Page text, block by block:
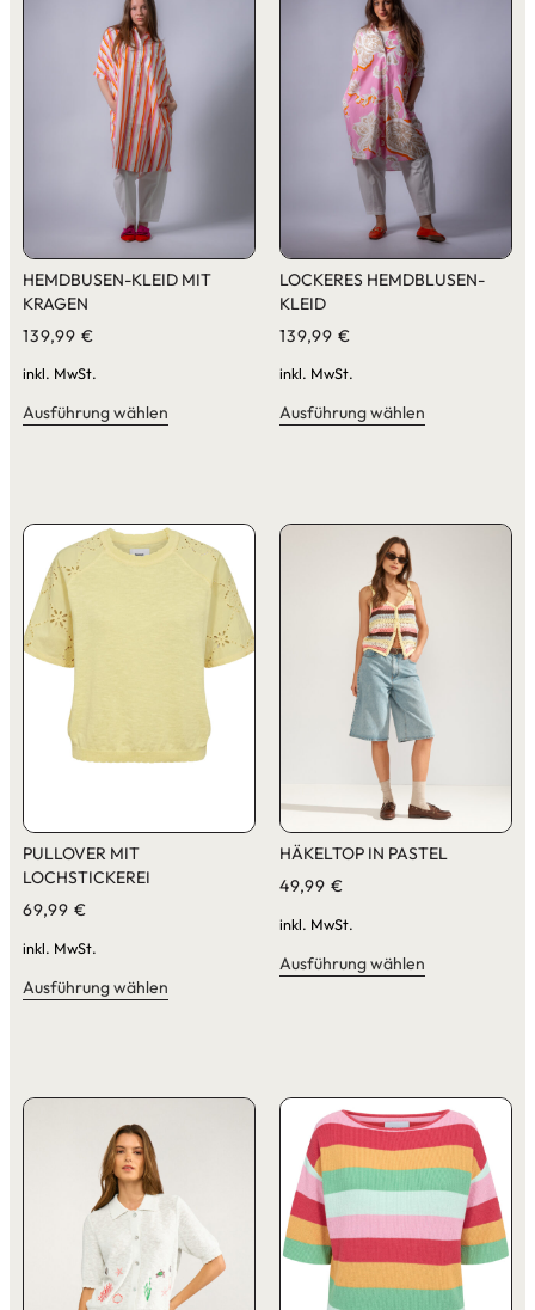
HEMDBUSEN-KLEID MIT
KRAGEN
139,99 €
inkl. MwSt.
Ausführung wählen
LOCKERES HEMDBLUSEN-
KLEID
139,99 €
inkl. MwSt.
Ausführung wählen
PULLOVER MIT
LOCHSTICKEREI
69,99 €
inkl. MwSt.
Ausführung wählen
HÄKELTOP IN PASTEL
49,99 €
inkl. MwSt.
Ausführung wählen